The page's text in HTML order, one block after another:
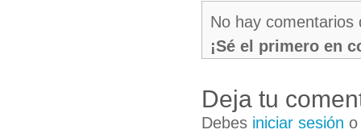
No hay comentarios
¡Sé el primero en
Deja tu
Debes iniciar sesión